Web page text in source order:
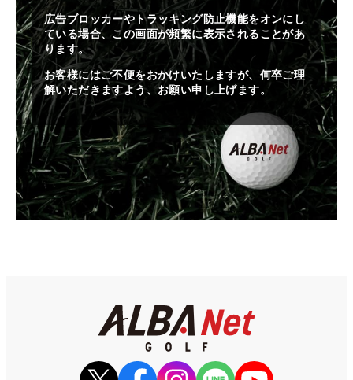
広告ブロッカーやトラッキング防止機能をオンにし
ている場合、この画面が頻繁に表示されることがあ
ります。
お客様にはご不便をおかけいたしますが、何卒ご理
解いただきますよう、お願い申し上げます。